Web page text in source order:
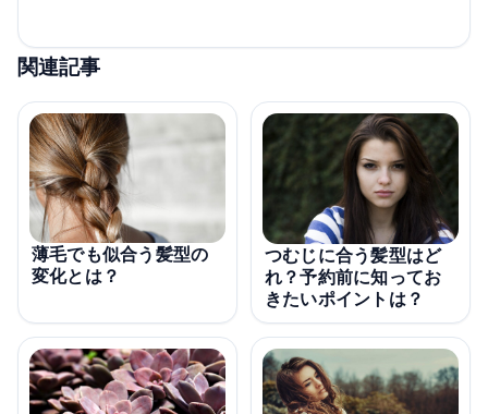
関連記事
薄毛でも似合う髪型の
変化とは？
つむじに合う髪型はど
れ？予約前に知ってお
きたいポイントは？